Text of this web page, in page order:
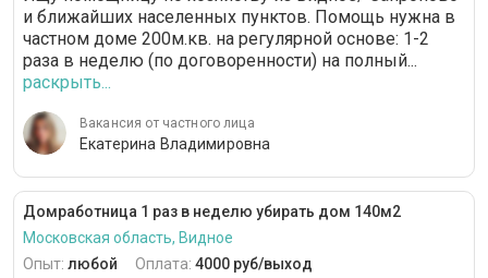
и ближайших населенных пунктов. Помощь нужна в
частном доме 200м.кв. на регулярной основе: 1-2
раза в неделю (по договоренности) на полный...
раскрыть...
Вакансия от частного лица
Екатерина Владимировна
Домработница 1 раз в неделю убирать дом 140м2
Московская область, Видное
Опыт: любой Оплата: 4000 руб/выход